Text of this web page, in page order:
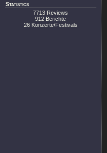
Statistics
7713 Reviews
912 Berichte
26 Konzerte/Festivals